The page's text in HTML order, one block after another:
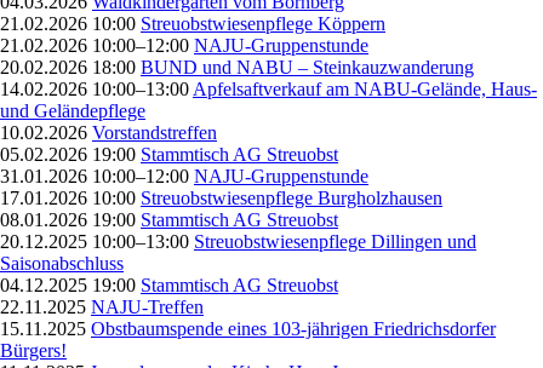
21.02.2026 10:00 Streuobstwiesenpflege Köppern
21.02.2026 10:00–12:00 NAJU-Gruppenstunde
20.02.2026 18:00 BUND und NABU – Steinkauzwanderung
14.02.2026 10:00–13:00 Apfelsaftverkauf am NABU-Gelände, Haus-
und Geländepflege
10.02.2026 Vorstandstreffen
05.02.2026 19:00 Stammtisch AG Streuobst
31.01.2026 10:00–12:00 NAJU-Gruppenstunde
17.01.2026 10:00 Streuobstwiesenpflege Burgholzhausen
08.01.2026 19:00 Stammtisch AG Streuobst
20.12.2025 10:00–13:00 Streuobstwiesenpflege Dillingen und
Saisonabschluss
04.12.2025 19:00 Stammtisch AG Streuobst
22.11.2025 NAJU-Treffen
15.11.2025 Obstbaumspende eines 103-jährigen Friedrichsdorfer
Bürgers!